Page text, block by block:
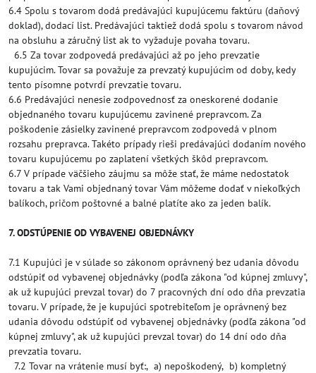
6.4 Spolu s tovarom dodá predávajúci kupujúcemu faktúru (daňový
doklad), dodací list. Predávajúci taktiež dodá spolu s tovarom návod
na obsluhu a záručný list ak to vyžaduje povaha tovaru.
6.5 Za tovar zodpovedá predávajúci až po jeho prevzatie
kupujúcim. Tovar sa považuje za prevzatý kupujúcim od doby, kedy
tento písomne potvrdí prevzatie tovaru.
6.6 Predávajúci nenesie zodpovednosť za oneskorené dodanie
objednaného tovaru kupujúcemu zavinené prepravcom. Za
poškodenie zásielky zavinené prepravcom zodpovedá v plnom
rozsahu prepravca. Takéto prípady rieši predávajúci dodaním nového
tovaru kupujúcemu po zaplatení všetkých škôd prepravcom.
6.7 V prípade väčšieho záujmu sa môže stať, že máme nedostatok
tovaru a tak Vami objednaný tovar Vám môžeme dodať v niekoľkých
balíkoch, pričom poštovné a balné platíte ako za jeden balík.
7. ODSTÚPENIE OD VYBAVENEJ OBJEDNÁVKY
7.1 Kupujúci je v súlade so zákonom oprávnený bez udania dôvodu
odstúpiť od vybavenej objednávky (podľa zákona "od kúpnej zmluvy",
ak už kupujúci prevzal tovar) do 7 pracovných dní odo dňa prevzatia
tovaru. V prípade, že je kupujúci spotrebiteľom je oprávnený bez
udania dôvodu odstúpiť od vybavenej objednávky (podľa zákona "od
kúpnej zmluvy", ak už kupujúci prevzal tovar) do 14 dní odo dňa
prevzatia tovaru.
7.2 Tovar na vrátenie musí byť:, a) nepoškodený, b) kompletný